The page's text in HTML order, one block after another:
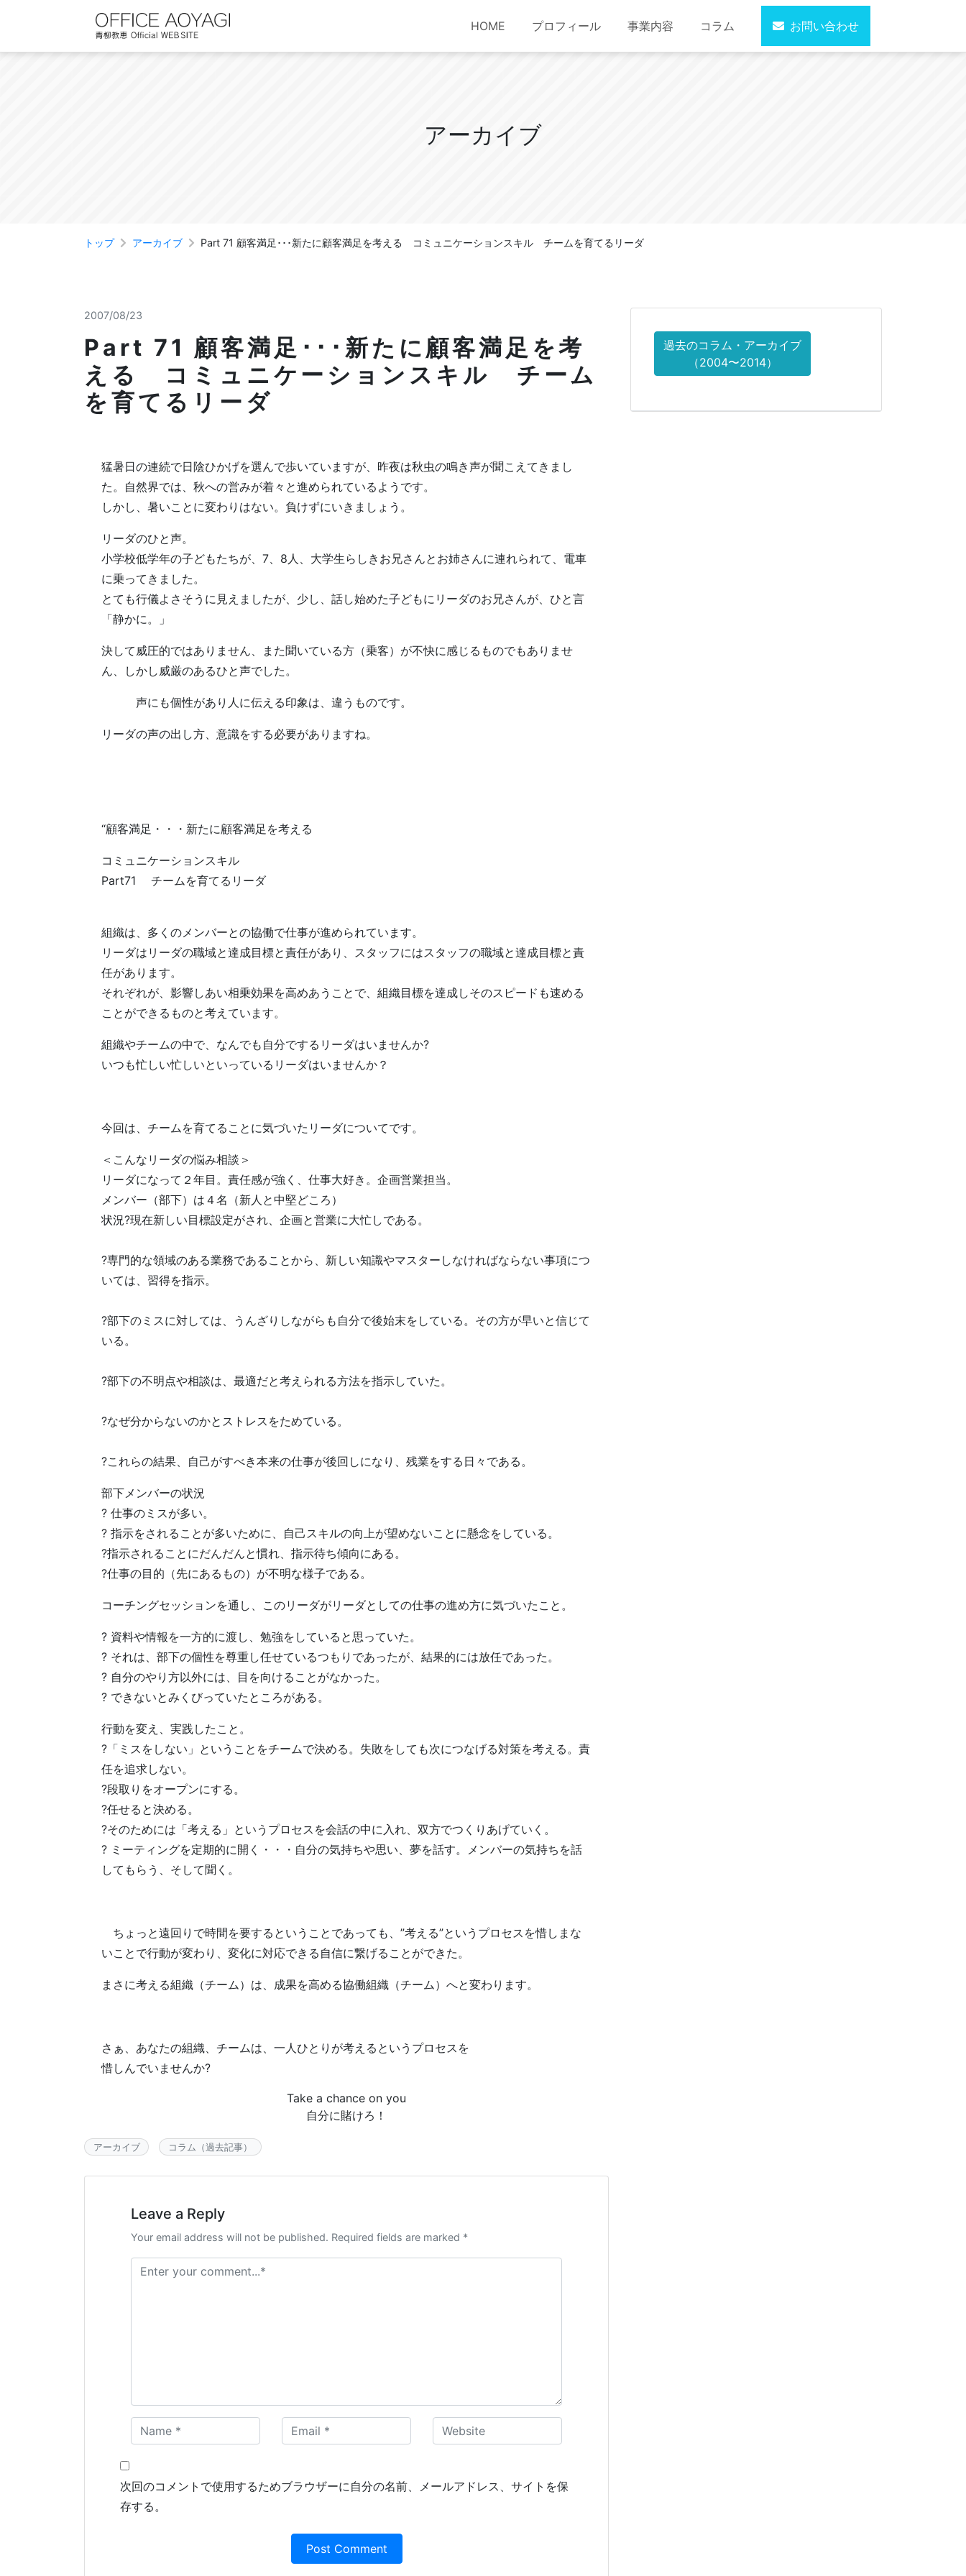
HOME プロフィール 事業内容 コラム お問い合わせ
アーカ イ ブ
トップ アーカイブ Part 71 顧客満足･･･新たに顧客満足を考える コミュニケーションスキル チームを育てるリーダ
2007/08/23
Part 71 顧客満足･･･新たに顧客満足を考
える コミュニケーションスキル チーム
を育てるリーダ
猛暑日の連続で日陰ひかげを選んで歩いていますが、昨夜は秋虫の鳴き声が聞こえてきまし
た。自然界では、秋への営みが着々と進められているようです。
しかし、暑いことに変わりはない。負けずにいきましょう。
リーダのひと声。
小学校低学年の子どもたちが、7、8人、大学生らしきお兄さんとお姉さんに連れられて、電車
に乗ってきました。
とても行儀よさそうに見えましたが、少し、話し始めた子どもにリーダのお兄さんが、ひと言
「静かに。」
決して威圧的ではありません、また聞いている方（乗客）が不快に感じるものでもありませ
ん、しかし威厳のあるひと声でした。
声にも個性があり人に伝える印象は、違うものです。
リーダの声の出し方、意識をする必要がありますね。
“顧客満足・・・新たに顧客満足を考える
コミュニケーションスキル
Part71 チームを育てるリーダ
組織は、多くのメンバーとの協働で仕事が進められています。
リーダはリーダの職域と達成目標と責任があり、スタッフにはスタッフの職域と達成目標と責
任があります。
それぞれが、影響しあい相乗効果を高めあうことで、組織目標を達成しそのスピードも速める
ことができるものと考えています。
組織やチームの中で、なんでも自分でするリーダはいませんか?
いつも忙しい忙しいといっているリーダはいませんか？
今回は、チームを育てることに気づいたリーダについてです。
＜こんなリーダの悩み相談＞
リーダになって２年目。責任感が強く、仕事大好き。企画営業担当。
メンバー（部下）は４名（新人と中堅どころ）
状況?現在新しい目標設定がされ、企画と営業に大忙しである。
?専門的な領域のある業務であることから、新しい知識やマスターしなければならない事項につ
いては、習得を指示。
?部下のミスに対しては、うんざりしながらも自分で後始末をしている。その方が早いと信じて
いる。
?部下の不明点や相談は、最適だと考えられる方法を指示していた。
?なぜ分からないのかとストレスをためている。
?これらの結果、自己がすべき本来の仕事が後回しになり、残業をする日々である。
部下メンバーの状況
? 仕事のミスが多い。
? 指示をされることが多いために、自己スキルの向上が望めないことに懸念をしている。
?指示されることにだんだんと慣れ、指示待ち傾向にある。
?仕事の目的（先にあるもの）が不明な様子である。
コーチングセッションを通し、このリーダがリーダとしての仕事の進め方に気づいたこと。
? 資料や情報を一方的に渡し、勉強をしていると思っていた。
? それは、部下の個性を尊重し任せているつもりであったが、結果的には放任であった。
? 自分のやり方以外には、目を向けることがなかった。
? できないとみくびっていたところがある。
行動を変え、実践したこと。
?「ミスをしない」ということをチームで決める。失敗をしても次につなげる対策を考える。責
任を追求しない。
?段取りをオープンにする。
?任せると決める。
?そのためには「考える」というプロセスを会話の中に入れ、双方でつくりあげていく。
? ミーティングを定期的に開く・・・自分の気持ちや思い、夢を話す。メンバーの気持ちを話
してもらう、そして聞く。
ちょっと遠回りで時間を要するということであっても、”考える”というプロセスを惜しまな
いことで行動が変わり、変化に対応できる自信に繋げることができた。
まさに考える組織（チーム）は、成果を高める協働組織（チーム）へと変わります。
さぁ、あなたの組織、チームは、一人ひとりが考えるというプロセスを
惜しんでいませんか?
Take a chance on you
自分に賭けろ！
アーカイブ コラム（過去記事）
Leave a Reply
Your email address will not be published. Required fields are marked *
次回のコメントで使用するためブラウザーに自分の名前、メールアドレス、サイトを保
存する。
過去のコラム・アーカイブ
（2004〜2014）